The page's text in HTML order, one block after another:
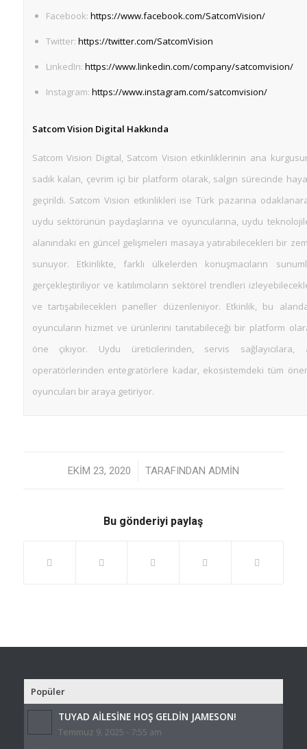
Facebook: https://www.facebook.com/SatcomVision/
Twitter: https://twitter.com/SatcomVision
LinkedIn: https://www.linkedin.com/company/satcomvision/
Instagram: https://www.instagram.com/satcomvision/
Satcom Vision Digital Hakkında
Satcom Vision Digital, Satcom Vision etkinliklerinin ana
sadık kalan, çevrim içi bir platform olarak, salgın sürecinde
geçirildi. Satcom Vision etkinlikleri ise Türk pazarına
uydu sektörünün paydaşlarına ve oyuncularına, uydu
alanındaki en güncel gelişmeleri masaya yatırabilecekleri bir
sunuyor. Etkinlikte, farklı ülkelerden konuşmacıların
gerçekleştiriliyor ve katılımcıların sektörel trendleri
ve tartışabilecekleri paneller düzenleniyor. Etkinlik, bu
oyuncuların hizmet ve ürünlerini tanıtabileceği bir platform
öne çıkıyor. Uydu üreticilerinden, servis sağlayıcılara,
operatörlerinden entegratörlere kadar, ekosistemdeki tüm
oyuncuları bir araya getiriyor.
EKIM 23, 2020
/ TARAFINDAN ADMIN
Bu gönderiyi paylaş
Popüler
TUYAD AİLESİNE HOŞ GELDİN JAMESON!
Temmuz 9, 2025 - 7:55 am